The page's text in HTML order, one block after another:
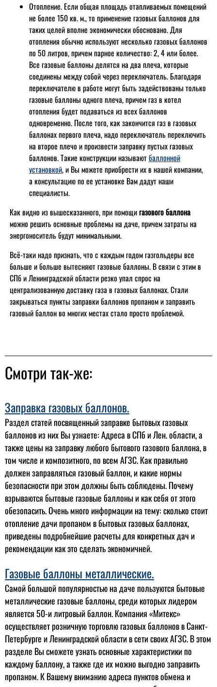
Отопление. Если общая площадь отапливаемых помещений
не более 150 кв. м., то применение газовых баллонов для
таких целей вполне экономически обосновано. Для
отопления обычно используют несколько газовых баллонов
по 50 литров, причем парное количество: 2, 4 или более.
Все газовые баллоны делятся на два плеча, которые
соединены между собой через переключатель. Благодаря
переключателю в работе могут быть задействованы только
газовые баллоны одного плеча, причем газ в котел
отопления будет подаваться из всех баллонов
одновременно. После того, как закончится газ в газовых
баллонах первого плеча, надо переключатель переключить
на второе плечо и произвести заправку пустых газовых
баллонов. Такие конструкции называютбаллонной
установкой, и Вы можете приобрести их в нашей компании,
а консультацию по ее установке Вам дадут наши
специалисты.
Как видно из вышесказанного, при помощигазового баллона
можно решить основные проблемы на даче, причем затраты на
энергоноситель будут минимальными.
Всё-таки надо признать, что с каждым годом газгольдеры все
больше и больше вытесняют газовые баллоны. В связи с этим в
СПб и Ленинградской области резко упал спрос на
централизованную доставку газа в газовых баллонах. Стали
закрываться пункты заправки баллонов пропаном и заправить
газовый баллон во многих местах стало просто проблемой.
Смотри так-же:
Заправка газовых баллонов.
Раздел статей посвященный заправке бытовых газовых
баллонов из них Вы узнаете: Адреса в СПб и Лен. области, а
также цены на заправку любого бытового газового баллона, в
том числе и композитного, по всем АГЗС. Как правильно
должен заправляться газовый баллон, и какие нормы
безопасности при этом должны быть соблюдены. Почему
взрываются бытовые газовые баллоны и как себя от этого
обезопасить. Очень много информации на тему: сколько стоит
отопление дачи пропаном в бытовых газовых баллонах,
приведены подробнейшие расчеты для конкретных дач и
рекомендации как это сделать экономичней.
Газовые баллоны металлические.
Самой большой популярностью на даче пользуются бытовые
металлические газовые баллоны, среди которых лидером
является 50-и литровый баллон. Компания «Митекс»
осуществляет розничную торговлю газовых баллонов в Санкт-
Петербурге и Ленинградской области в сети своих АГЗС. В этом
разделе Вы сможете узнать основные характеристики по
каждому баллону, а также где их можно выгодно заправить
пропаном. К Вашему вниманию адреса пунктов обмена и